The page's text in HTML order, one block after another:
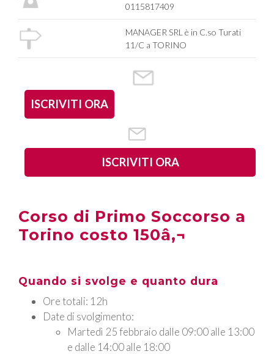
ISCRIVITI ORA
Corso di Primo Soccorso a
Torino costo 150â‚¬
Quando si svolge e quanto dura
Ore totali: 12h
Date di svolgimento:
Martedì 25 febbraio dalle 09:00 alle 13:00
e dalle 14:00 alle 18:00
0115817409
MANAGER SRL è in C.so Turati
11/C a TORINO
ISCRIVITI ORA